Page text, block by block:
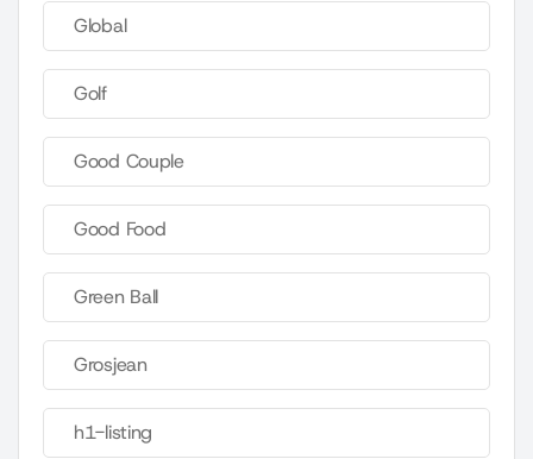
Global
Golf
Good Couple
Good Food
Green Ball
Grosjean
h1-listing